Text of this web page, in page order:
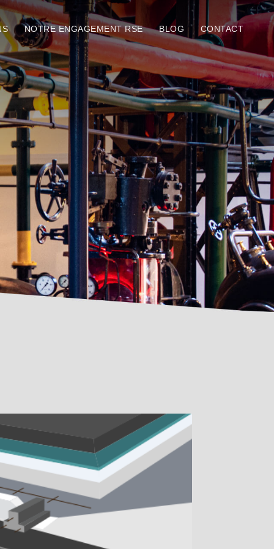
NOTRE ENGAGEMENT RSE BLOG CONTACT